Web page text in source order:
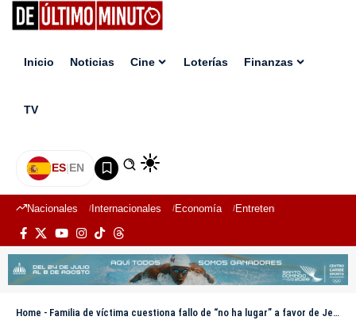
Inicio Noticias Cine Loterías Finanzas
TV
ES|EN
Nacionales Internacionales Economía Entretenimiento
Home - Familia de víctima cuestiona fallo de “no ha lugar” a favor de Jean Pumarol y exige justicia